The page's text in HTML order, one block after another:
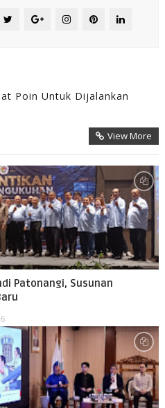
Poin Untuk Dijalankan
View More
Patonangi, Susunan